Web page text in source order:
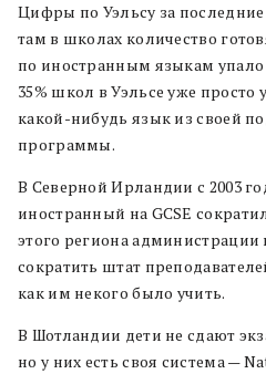
Цифры по Уэльсу за
там в школах количество
по иностранным языкам упало
35% школ в Уэльсе уже просто
какой-нибудь язык из своей
программы.
В Северной Ирландии с 2003
иностранный на GCSE
этого региона
сократить штат
как им некого было учить.
В Шотландии дети не сдают
но у них есть своя система —